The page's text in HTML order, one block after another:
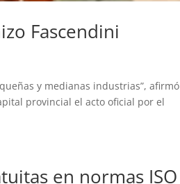
Fascendini
y medianas industrias”, afirmó
provincial el acto oficial por el
en normas ISO